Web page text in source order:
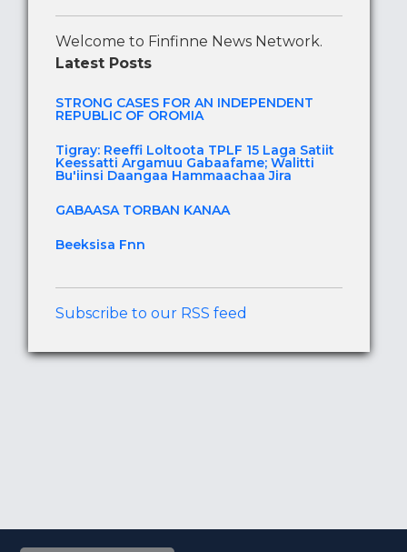
Welcome to Finfinne News Network.
Latest Posts
STRONG CASES FOR AN INDEPENDENT
REPUBLIC OF OROMIA
Tigray: Reeffi Loltoota TPLF 15 Laga Satiit
Keessatti Argamuu Gabaafame; Walitti
Bu'iinsi Daangaa Hammaachaa Jira
GABAASA TORBAN KANAA
Beeksisa Fnn
Subscribe to our RSS feed